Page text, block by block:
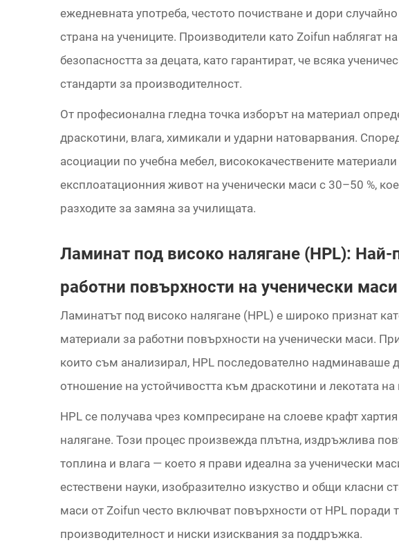
ежедневната употреба, честото почистване и дори
страна на учениците. Производители като Zoifun наблягат
безопасността за децата, като гарантират, че всяка
стандарти за производителност.
От професионална гледна точка изборът на материал
драскотини, влага, химикали и ударни натоварвания.
асоциации по учебна мебел, висококачествените
експлоатационния живот на ученически маси с 30–50 %,
разходите за замяна за училищата.
Ламинат под високо налягане (HPL): Най-
работни повърхности на ученически маси
Ламинатът под високо налягане (HPL) е широко признат
материали за работни повърхности на ученически маси.
които съм анализирал, HPL последователно надминаваше
отношение на устойчивостта към драскотини и лекотата на
HPL се получава чрез компресиране на слоеве крафт
налягане. Този процес произвежда плътна, издръжлива
топлина и влага — което я прави идеална за ученически
естествени науки, изобразително изкуство и общи класни
маси от Zoifun често включват повърхности от HPL поради
производителност и ниски изисквания за поддръжка.